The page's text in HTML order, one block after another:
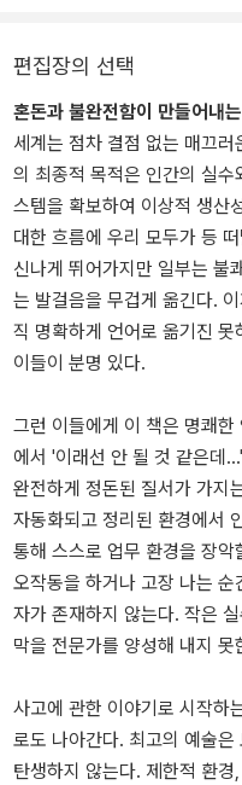
편집장의 선택
혼돈과 불완전함이 만들어내
세계는 점차 결점 없는 매끄
의 최종적 목적은 인간의 실수
스템을 확보하여 이상적 생산
대한 흐름에 우리 모두가 등
신나게 뛰어가지만 일부는 불
는 발걸음을 무겁게 옮긴다.
직 명확하게 언어로 옮기진
이들이 분명 있다.
그런 이들에게 이 책은 명쾌
에서 '이래선 안 될 것 같은데
완전하게 정돈된 질서가 가지
자동화되고 정리된 환경에서
통해 스스로 업무 환경을 장
오작동을 하거나 고장 나는
자가 존재하지 않는다. 작은
막을 전문가를 양성해 내지 못
사고에 관한 이야기로 시작하
로도 나아간다. 최고의 예술
탄생하지 않는다. 제한적 환